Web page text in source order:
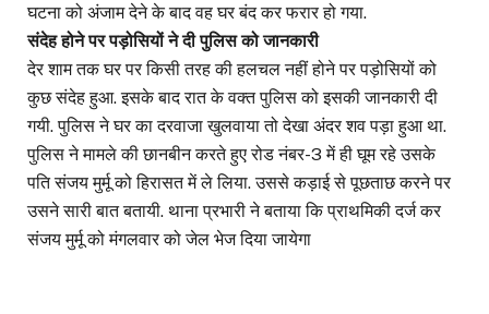
घटना को अंजाम देने के बाद वह घर बंद कर फरार हो गया.
संदेह होने पर पड़ोसियों ने दी पुलिस को जानकारी
देर शाम तक घर पर किसी तरह की हलचल नहीं होने पर पड़ोसियों को
कुछ संदेह हुआ. इसके बाद रात के वक्त पुलिस को इसकी जानकारी दी
गयी. पुलिस ने घर का दरवाजा खुलवाया तो देखा अंदर शव पड़ा हुआ था.
पुलिस ने मामले की छानबीन करते हुए रोड नंबर-3 में ही घूम रहे उसके
पति संजय मुर्मू को हिरासत में ले लिया. उससे कड़ाई से पूछताछ करने पर
उसने सारी बात बतायी. थाना प्रभारी ने बताया कि प्राथमिकी दर्ज कर
संजय मुर्मू को मंगलवार को जेल भेज दिया जायेगा